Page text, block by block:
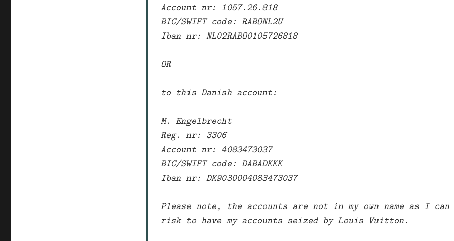
Account nr: 1057.26.818
BIC/SWIFT code: RABONL2U
Iban nr: NL02RABO0105726818
OR
to this Danish account:
M. Engelbrecht
Reg. nr: 3306
Account nr: 4083473037
BIC/SWIFT code: DABADKKK
Iban nr: DK9030004083473037
Please note, the accounts are not in my own name as I can
risk to have my accounts seized by Louis Vuitton.